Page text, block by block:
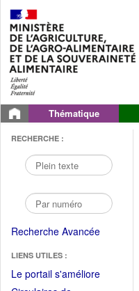
Thématique
RECHERCHE :
Recherche Avancée
LIENS UTILES :
Le portail s'améliore(Fichier